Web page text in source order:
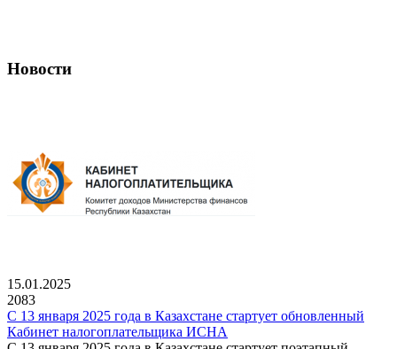
Новости
15.01.2025
2083
С 13 января 2025 года в Казахстане стартует обновленный
Кабинет налогоплательщика ИСНА